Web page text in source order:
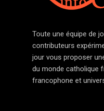
Toute une équipe de
contributeurs
jour vous proposer
du monde catholique
francophone et